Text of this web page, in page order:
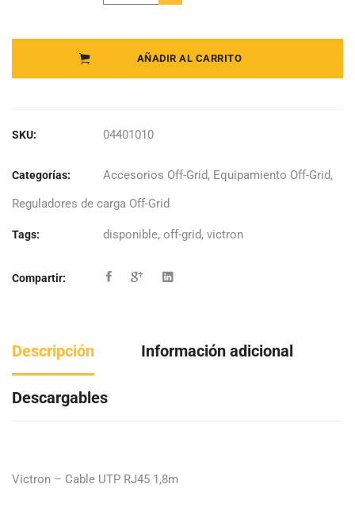
Cable UTP
AÑADIR AL CARRITO
SKU: 04401010
Categorías: Accesorios Off-Grid, Equipamiento Off-Grid,
Reguladores de carga Off-Grid
Tags: disponible, off-grid, victron
Compartir:
Descripción Información adicional
Descargables
Victron – Cable UTP RJ45 1,8m